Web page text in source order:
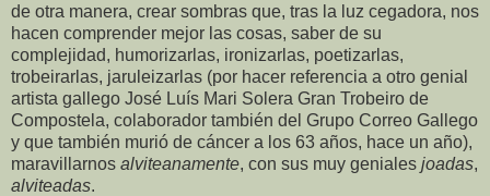
de otra manera, crear sombras que, tras la luz cegadora, nos
hacen comprender mejor las cosas, saber de su
complejidad, humorizarlas, ironizarlas, poetizarlas,
trobeirarlas, jaruleizarlas (por hacer referencia a otro genial
artista gallego José Luís Mari Solera Gran Trobeiro de
Compostela, colaborador también del Grupo Correo Gallego
y que también murió de cáncer a los 63 años, hace un año),
maravillarnos alviteanamente, con sus muy geniales joadas,
alviteadas.